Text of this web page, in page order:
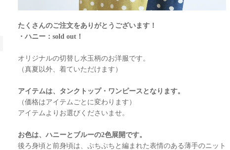
たくさんのご注文をありがとうございます！
・ハニー：sold out！
オリジナルの切替し水玉柄のお洋服です。
（真夏以外、着ていただけます）
アイテムは、タンクトップ・ワンピースとなります。
（価格はアイテムごとに変わります）
アイテムよりお選びくださいませ。
お色は、ハニーとブルーの2色展開です。
後ろ身頃と前身頃は、ぷちぷちと編まれた表情のある薄手のニット